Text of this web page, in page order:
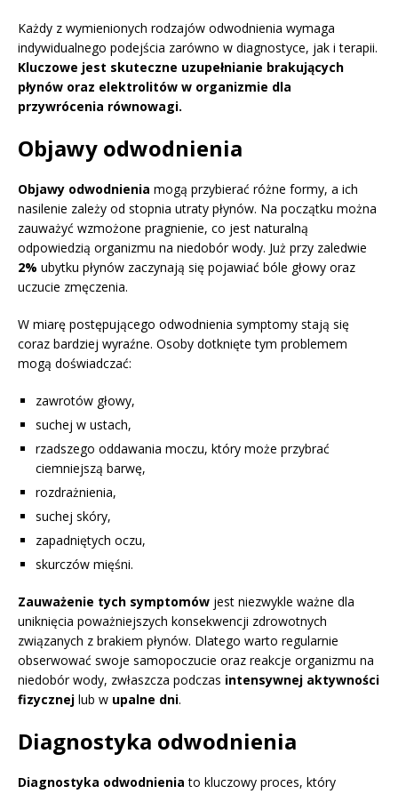
Każdy z wymienionych rodzajów odwodnienia wymaga
indywidualnego podejścia zarówno w diagnostyce, jak i terapii.
Kluczowe jest skuteczne uzupełnianie brakujących
płynów oraz elektrolitów w organizmie dla
przywrócenia równowagi.
Objawy odwodnienia
Objawy odwodnienia mogą przybierać różne formy, a ich
nasilenie zależy od stopnia utraty płynów. Na początku można
zauważyć wzmożone pragnienie, co jest naturalną
odpowiedzią organizmu na niedobór wody. Już przy zaledwie
2% ubytku płynów zaczynają się pojawiać bóle głowy oraz
uczucie zmęczenia.
W miarę postępującego odwodnienia symptomy stają się
coraz bardziej wyraźne. Osoby dotknięte tym problemem
mogą doświadczać:
zawrotów głowy,
suchej w ustach,
rzadszego oddawania moczu, który może przybrać
ciemniejszą barwę,
rozdrażnienia,
suchej skóry,
zapadniętych oczu,
skurczów mięśni.
Zauważenie tych symptomów jest niezwykle ważne dla
uniknięcia poważniejszych konsekwencji zdrowotnych
związanych z brakiem płynów. Dlatego warto regularnie
obserwować swoje samopoczucie oraz reakcje organizmu na
niedobór wody, zwłaszcza podczas intensywnej aktywności
fizycznej lub w upalne dni.
Diagnostyka odwodnienia
Diagnostyka odwodnienia to kluczowy proces, który